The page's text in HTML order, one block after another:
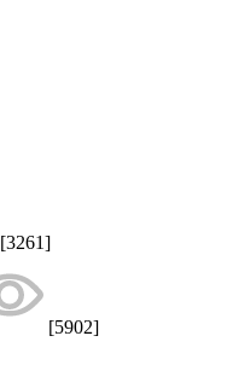
[3261]
[5902]